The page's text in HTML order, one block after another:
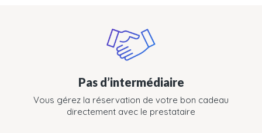
Pas d’intermédiaire
Vous gérez la réservation de votre bon cadeau
directement avec le prestataire